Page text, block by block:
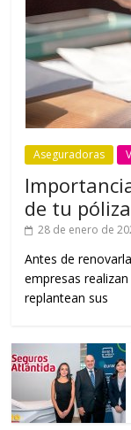
Aseguradoras
de tu
28 de enero de
Antes de
empresas
replantean sus